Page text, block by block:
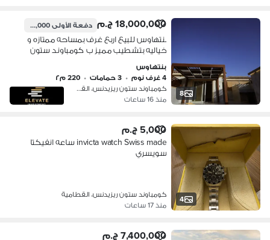
8
18,000,000 ج.م دفعة الأولى9,000,000 ج.م
بنتهاوس للبيع اربع غرف بمساحه ممتازه و
خياليه بتشطيب مميز ب كومباوند ستون
بنتهاوس
4 غرف نوم
• 3 حمامات • 220 م٢
كومباوند ستون ريزيدنس، القطامية
منذ 16 ساعات
4
5,000 ج.م
invicta watch Swiss made ساعه انفيكتا
سويسري
كومباوند ستون ريزيدنس، القطامية
منذ 17 ساعات
7,400,000 ج.م